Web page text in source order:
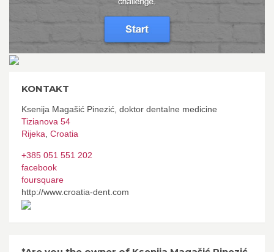
KONTAKT
Ksenija Magašić Pinezić, doktor dentalne medicine
Tizianova 54
Rijeka Croatia
+385 051 551 202
facebook
foursquare
http://www.croatia-dent.com